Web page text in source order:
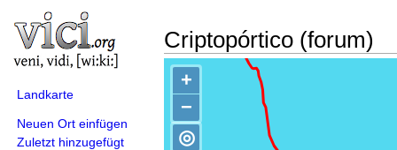
Landkarte
Neuen Ort einfügen
Zuletzt hinzugefügt
Criptopórtico (forum)
+
−
◎